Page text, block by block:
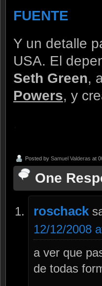
FUENTE
Y un detalle
USA. El
Seth Green,
Powers, y
Posted by Samuel Valderas at
One
roschack
12/12/2008
a ver que
de todas